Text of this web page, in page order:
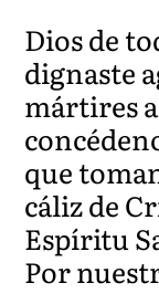
Dios de
dignaste
mártires
que
cáliz de
Espíritu
Por